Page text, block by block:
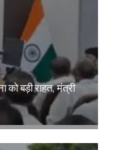
को बड़ी राहत, मंत्री